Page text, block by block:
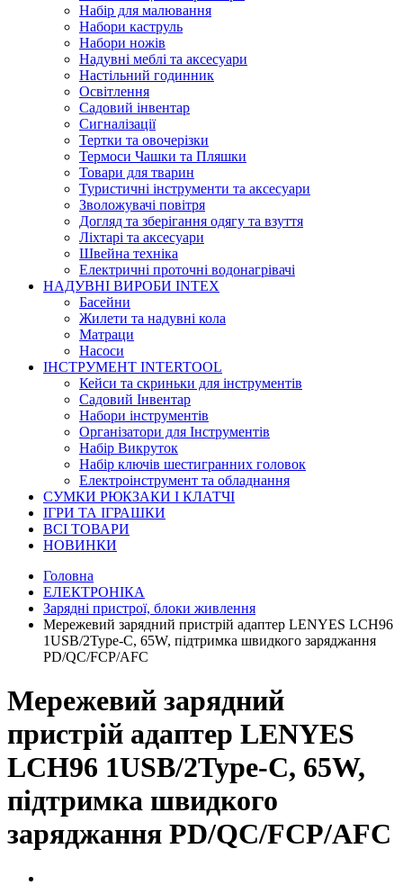
Набір для малювання
Набори каструль
Набори ножів
Надувні меблі та аксесуари
Настільний годинник
Освітлення
Садовий інвентар
Сигналізації
Тертки та овочерізки
Термоси Чашки та Пляшки
Товари для тварин
Туристичні інструменти та аксесуари
Зволожувачі повітря
Догляд та зберігання одягу та взуття
Ліхтарі та аксесуари
Швейна техніка
Електричні проточні водонагрівачі
НАДУВНІ ВИРОБИ INTEX
Басейни
Жилети та надувні кола
Матраци
Насоси
ІНСТРУМЕНТ INTERTOOL
Кейси та скриньки для інструментів
Садовий Інвентар
Набори інструментів
Організатори для Інструментів
Набір Викруток
Набір ключів шестигранних головок
Електроінструмент та обладнання
СУМКИ РЮКЗАКИ І КЛАТЧІ
ІГРИ ТА ІГРАШКИ
ВСІ ТОВАРИ
НОВИНКИ
Головна
ЕЛЕКТРОНІКА
Зарядні пристрої, блоки живлення
Мережевий зарядний пристрій адаптер LENYES LCH96
1USB/2Type-C, 65W, підтримка швидкого заряджання
PD/QC/FCP/AFC
Мережевий зарядний
пристрій адаптер LENYES
LCH96 1USB/2Type-C, 65W,
підтримка швидкого
заряджання PD/QC/FCP/AFC